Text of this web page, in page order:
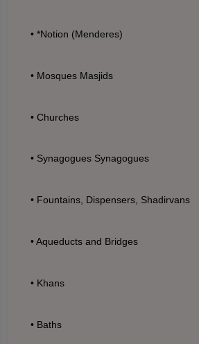
• *Notion (Menderes)
• Mosques Masjids
• Churches
• Synagogues Synagogues
• Fountains, Dispensers, Shadirvans
• Aqueducts and Bridges
• Khans
• Baths